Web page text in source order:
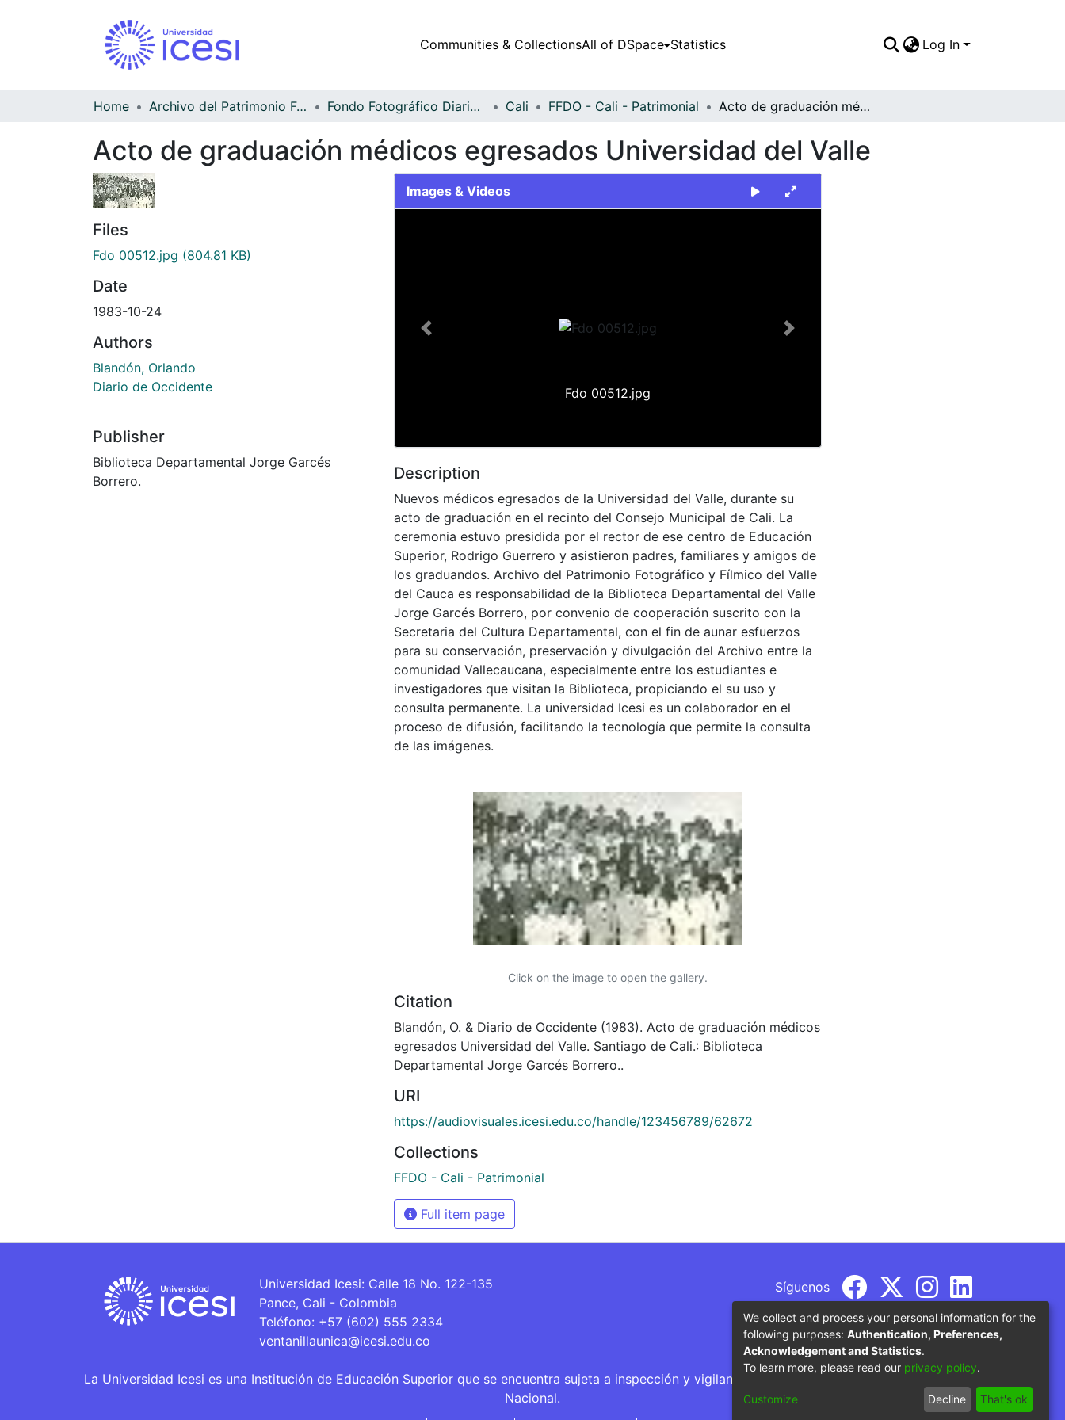
Communities & CollectionsAll of DSpace Statistics Log In
Home Archivo del Patrimonio Fotográfico y Fílmico del Valle del Cauca Fondo Fotográfico Diario Occidente Cali FFDO - Cali - Patrimonial Acto de graduación médicos egresados Universidad del Valle
Acto de graduación médicos egresados Universidad del Valle
Files
Fdo 00512.jpg (804.81 KB)
Date
1983-10-24
Authors
Blandón, Orlando
Diario de Occidente
Publisher
Biblioteca Departamental Jorge Garcés
Borrero.
Images & Videos
Fdo 00512.jpg
Previous Next
Description
Nuevos médicos egresados de la Universidad del Valle, durante su
acto de graduación en el recinto del Consejo Municipal de Cali. La
ceremonia estuvo presidida por el rector de ese centro de Educación
Superior, Rodrigo Guerrero y asistieron padres, familiares y amigos de
los graduandos. Archivo del Patrimonio Fotográfico y Fílmico del Valle
del Cauca es responsabilidad de la Biblioteca Departamental del Valle
Jorge Garcés Borrero, por convenio de cooperación suscrito con la
Secretaria del Cultura Departamental, con el fin de aunar esfuerzos
para su conservación, preservación y divulgación del Archivo entre la
comunidad Vallecaucana, especialmente entre los estudiantes e
investigadores que visitan la Biblioteca, propiciando el su uso y
consulta permanente. La universidad Icesi es un colaborador en el
proceso de difusión, facilitando la tecnología que permite la consulta
de las imágenes.
Click on the image to open the gallery.
Citation
Blandón, O. & Diario de Occidente (1983). Acto de graduación médicos
egresados Universidad del Valle. Santiago de Cali.: Biblioteca
Departamental Jorge Garcés Borrero..
URI
https://audiovisuales.icesi.edu.co/handle/123456789/62672
Collections
FFDO - Cali - Patrimonial
Full item page
Universidad Icesi: Calle 18 No. 122-135
Pance, Cali - Colombia
Teléfono: +57 (602) 555 2334
ventanillaunica@icesi.edu.co
Síguenos
La Universidad Icesi es una Institución de Educación Superior que se encuentra sujeta a inspección y vigilancia por parte del Ministerio de Educación
Nacional.
We collect and process your personal information for the
following purposes: Authentication, Preferences,
Acknowledgement and Statistics.
To learn more, please read our privacy policy.
Customize Decline That's ok